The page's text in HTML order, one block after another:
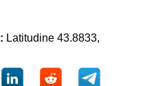
Latitudine 43.8833,